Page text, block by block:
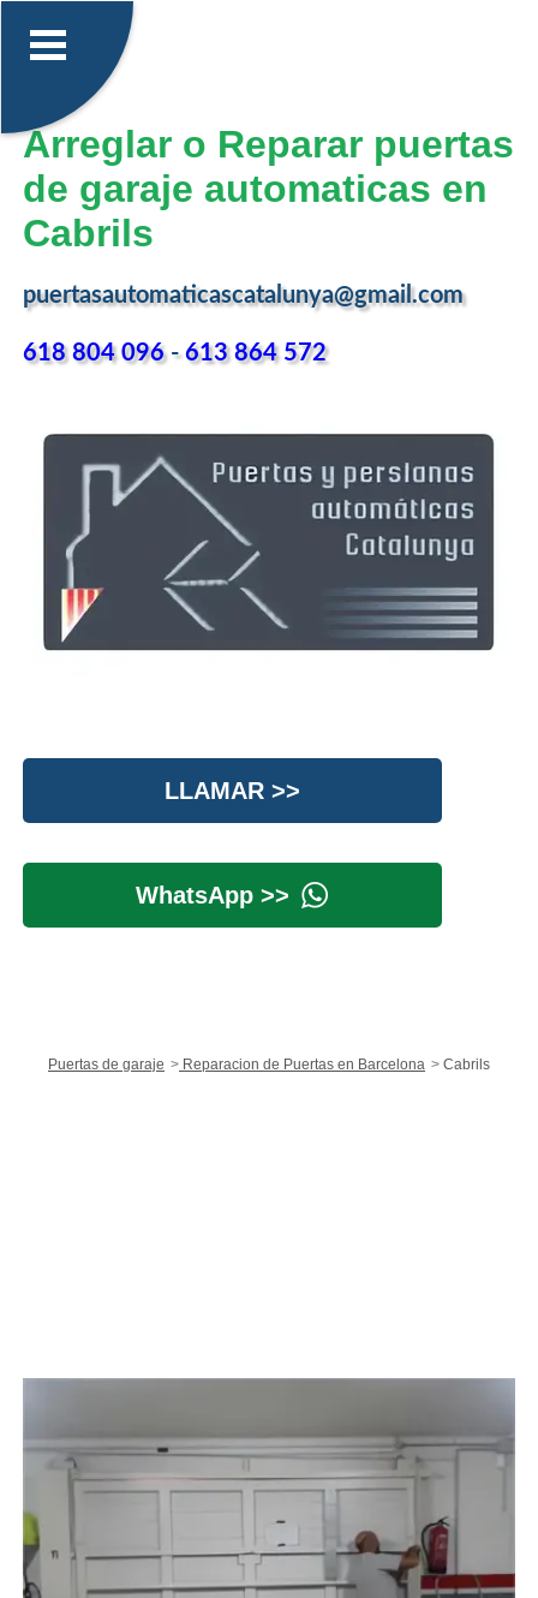
Arreglar o Reparar puertas
de garaje automaticas en
Cabrils
puertasautomaticascatalunya@gmail.com
618 804 096-613 864 572
LLAMAR >>
WhatsApp >>
Puertas de garaje Reparacion de Puertas en Barcelona Cabrils